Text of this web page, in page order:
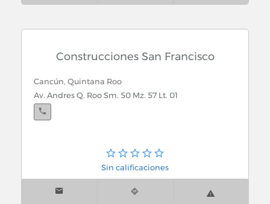
Construcciones San Francisco
Cancún, Quintana Roo
Av. Andres Q. Roo Sm. 50 Mz. 57 Lt. 01
Sin calificaciones